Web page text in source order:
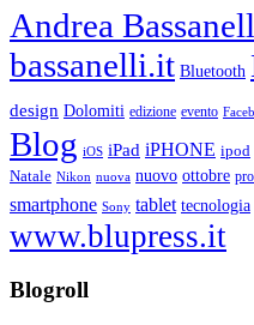
Andrea
bassanelli.it Bluetooth
design Dolomiti edizione evento
Blog iOS iPad iPHONE ipod
Natale Nikon nuova nuovo ottobre
smartphone Sony tablet tecnologia
www.blupress.it
Blogroll